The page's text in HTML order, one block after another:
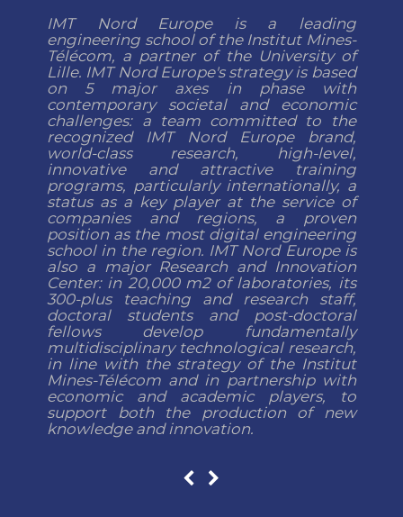
IMT Nord Europe is a leading
engineering school of the Institut Mines-
Télécom, a partner of the University of
Lille. IMT Nord Europe's strategy is based
on 5 major axes in phase with
contemporary societal and economic
challenges: a team committed to the
recognized IMT Nord Europe brand,
world-class research, high-level,
innovative and attractive training
programs, particularly internationally, a
status as a key player at the service of
companies and regions, a proven
position as the most digital engineering
school in the region. IMT Nord Europe is
also a major Research and Innovation
Center: in 20,000 m2 of laboratories, its
300-plus teaching and research staff,
doctoral students and post-doctoral
fellows develop fundamentally
multidisciplinary technological research,
in line with the strategy of the Institut
Mines-Télécom and in partnership with
economic and academic players, to
support both the production of new
knowledge and innovation.